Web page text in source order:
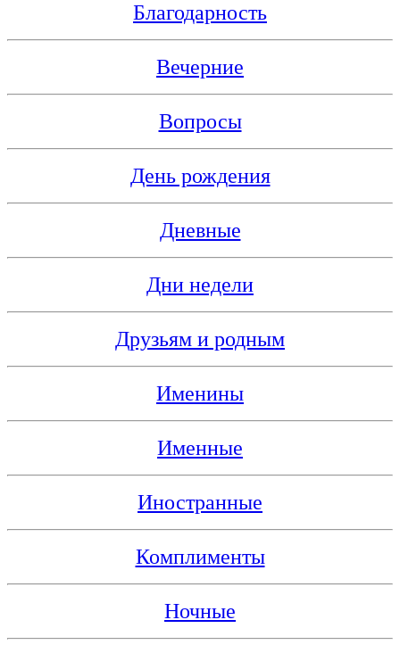
Благодарность
Вечерние
Вопросы
День рождения
Дневные
Дни недели
Друзьям и родным
Именины
Именные
Иностранные
Комплименты
Ночные